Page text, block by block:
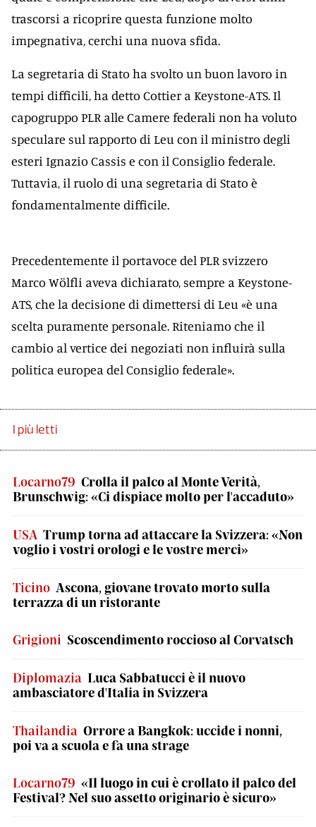
trascorsi a ricoprire questa funzione molto
impegnativa, cerchi una nuova sfida.
La segretaria di Stato ha svolto un buon lavoro in
tempi difficili, ha detto Cottier a Keystone-ATS. Il
capogruppo PLR alle Camere federali non ha voluto
speculare sul rapporto di Leu con il ministro degli
esteri Ignazio Cassis e con il Consiglio federale.
Tuttavia, il ruolo di una segretaria di Stato è
fondamentalmente difficile.
Precedentemente il portavoce del PLR svizzero
Marco Wölfli aveva dichiarato, sempre a Keystone-
ATS, che la decisione di dimettersi di Leu «è una
scelta puramente personale. Riteniamo che il
cambio al vertice dei negoziati non influirà sulla
politica europea del Consiglio federale».
I più letti
Locarno79 Crolla il palco al Monte Verità,
Brunschwig: «Ci dispiace molto per l'accaduto»
USA Trump torna ad attaccare la Svizzera: «Non
voglio i vostri orologi e le vostre merci»
Ticino Ascona, giovane trovato morto sulla
terrazza di un ristorante
Grigioni Scoscendimento roccioso al Corvatsch
Diplomazia Luca Sabbatucci è il nuovo
ambasciatore d'Italia in Svizzera
Thailandia Orrore a Bangkok: uccide i nonni,
poi va a scuola e fa una strage
Locarno79 «Il luogo in cui è crollato il palco del
Festival? Nel suo assetto originario è sicuro»